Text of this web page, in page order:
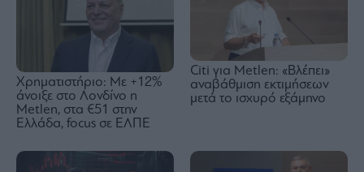
Χρηματιστήριο: Με +12%
άνοιξε στο Λονδίνο η
Metlen, στα €51 στην
Ελλάδα, focus σε ΕΛΠΕ
Citi για Metlen: «Βλέπει»
αναβάθμιση εκτιμήσεων
μετά το ισχυρό εξάμηνο